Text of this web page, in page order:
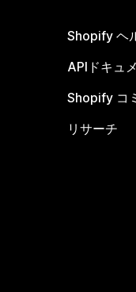
Shopify ヘ
APIドキュ
Shopify コ
リサーチ